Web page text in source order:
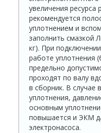
увеличения
рекомендуется
уплотнением и
заполнить смазкой
кг). При
работе уплотнения
предельно
проходят по валу
в сборник. В случае
уплотнения,
основным
повышается и ЭКМ
электронасоса.